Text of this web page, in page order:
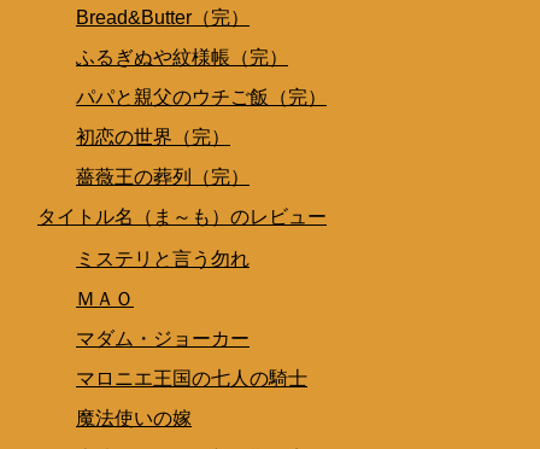
Bread&Butter（完）
ふるぎぬや紋様帳（完）
パパと親父のウチご飯（完）
初恋の世界（完）
薔薇王の葬列（完）
タイトル名（ま～も）のレビュー
ミステリと言う勿れ
ＭＡＯ
マダム・ジョーカー
マロニエ王国の七人の騎士
魔法使いの嫁